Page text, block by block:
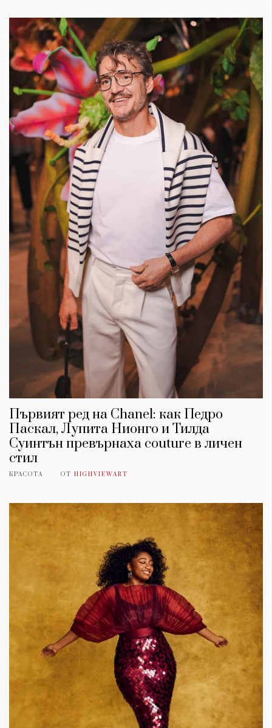
Първият ред на Chanel: как Педро
Паскал, Лупита Нионго и Тилда
Суинтън превърнаха couture в личен
стил
КРАСОТА ОТ HIGHVIEWART